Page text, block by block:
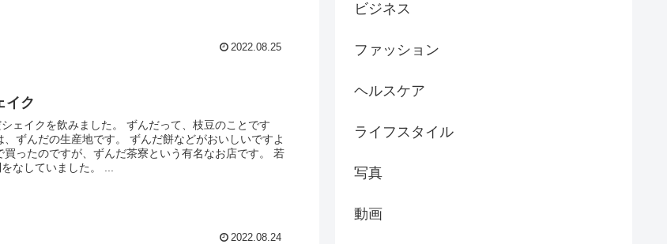
2022.08.25
イク
飲みました。 ずんだって、枝豆のことです
なしていました。 ...
2022.08.24
ビジネス
ファッション
ヘルスケア
ライフスタイル
写真
動画